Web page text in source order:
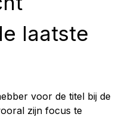
laatste
voor de titel bij de
zijn focus te